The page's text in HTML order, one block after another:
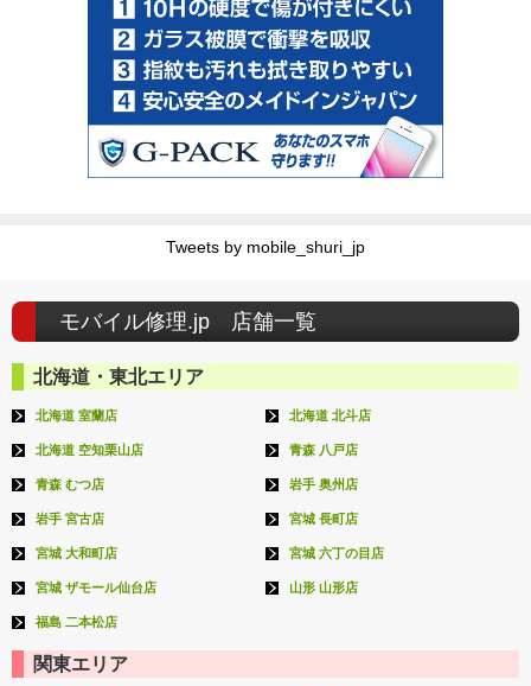
Tweets by mobile_shuri_jp
モバイル修理.jp 店舗一覧
北海道・東北エリア
北海道 室蘭店 北海道 北斗店
北海道 空知栗山店 青森 八戸店
青森 むつ店 岩手 奥州店
岩手 宮古店 宮城 長町店
宮城 大和町店 宮城 六丁の目店
宮城 ザモール仙台店 山形 山形店
福島 二本松店
関東エリア